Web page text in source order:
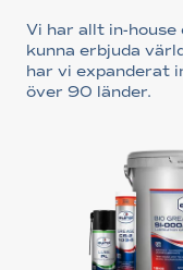
Vi har allt in-
kunna erbjuda
har vi expanderat
över 90 länder.